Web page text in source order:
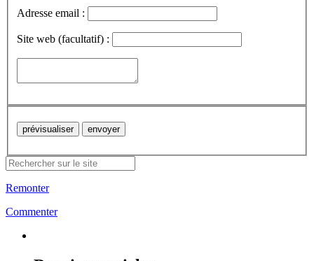
Adresse email :
Site web (facultatif) :
Remonter
Commenter